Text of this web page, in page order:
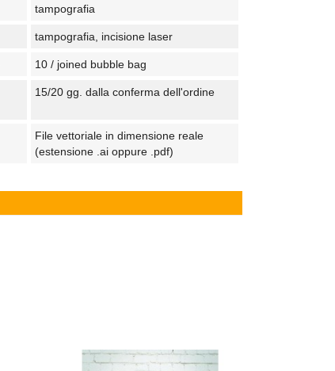
tampografia
tampografia, incisione laser
10 / joined bubble bag
15/20 gg. dalla conferma dell'ordine
File vettoriale in dimensione reale
(estensione .ai oppure .pdf)